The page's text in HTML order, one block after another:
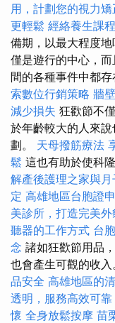
用，計劃您的視力矯
更輕鬆 經絡養生課程
備期，以最大程度
僅是遊行的中心，
間的各種事件中都存
索數位行銷策略 牆
減少損失 狂歡節不
於年齡較大的人來
劃。 天母撥筋療法
鬆 這也有助於使科
解產後護理之家與
定 高雄地區台胞證
美診所，打造完美外
聽器的工作方式 台
念 諸如狂歡節用品
也會產生可觀的收入
品安全 高雄地區的
透明，服務高效可靠
懷 全身放鬆按摩 苗